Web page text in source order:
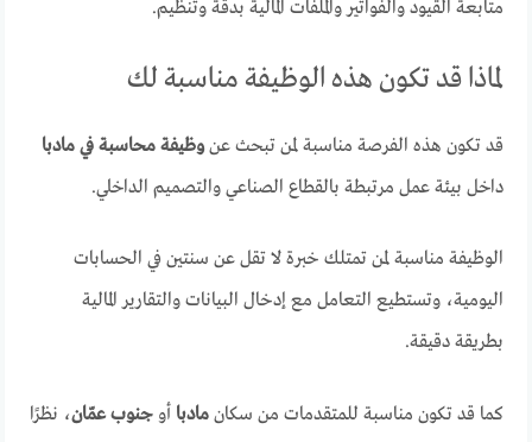
متابعة القيود والفواتير والملفات المالية بدقة وتنظيم.
لماذا قد تكون هذه الوظيفة مناسبة لك
قد تكون هذه الفرصة مناسبة لمن تبحث عنوظيفة محاسبة في مادبا
داخل بيئة عمل مرتبطة بالقطاع الصناعي والتصميم الداخلي.
الوظيفة مناسبة لمن تمتلك خبرة لا تقل عن سنتين في الحسابات
اليومية، وتستطيع التعامل مع إدخال البيانات والتقارير المالية
بطريقة دقيقة.
كما قد تكون مناسبة للمتقدمات من سكانمادبا أوجنوب عمّان، نظرًا